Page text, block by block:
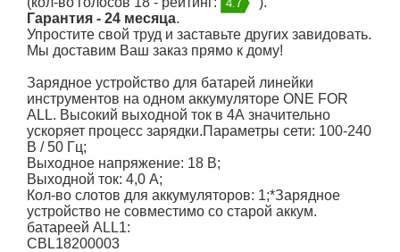
4.7
Гарантия - 24 месяца.
Упростите свой труд и заставьте других завидовать.
Мы доставим Ваш заказ прямо к дому!
Зарядное устройство для батарей линейки
инструментов на одном аккумуляторе ONE FOR
ALL. Высокий выходной ток в 4А значительно
ускоряет процесс зарядки.Параметры сети: 100-240
В / 50 Гц;
Выходное напряжение: 18 В;
Выходной ток: 4,0 А;
Кол-во слотов для аккумуляторов: 1;*Зарядное
устройство не совместимо со старой аккум.
батареей ALL1:
CBL18200003